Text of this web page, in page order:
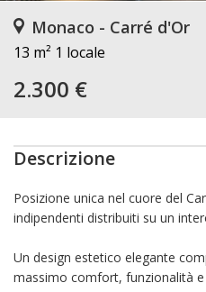
Monaco - Carré d'Or
13 m² 1 locale
2.300 €
Descrizione
Posizione unica nel cuore del
indipendenti distribuiti su un
Un design estetico elegante
massimo comfort, funzionalità